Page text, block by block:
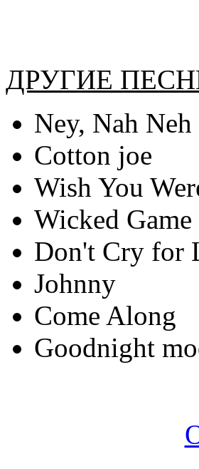
ДРУГИЕ
Ney, Nah Neh
Cotton joe
Wish You
Wicked Game
Don't Cry for
Johnny
Come Along
Goodnight